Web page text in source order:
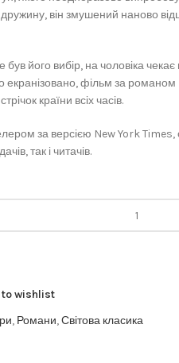
він змушений наново
його вибір, на чоловіка
екранізовано, фільм за
країни всіх часів.
за версією New York Times,
так і читачів.
to wishlist
, Романи,Світова класика